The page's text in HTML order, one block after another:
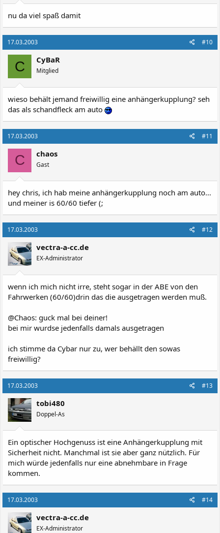
nu da viel spaß damit
17.03.2003 #10
C CyBaR
Mitglied
wieso behält jemand freiwillig eine anhängerkupplung? seh
das als schandfleck am auto
17.03.2003 #11
C chaos
Gast
hey chris, ich hab meine anhängerkupplung noch am auto...
und meiner is 60/60 tiefer (;
17.03.2003 #12
vectra-a-cc.de
EX-Administrator
wenn ich mich nicht irre, steht sogar in der ABE von den
Fahrwerken (60/60)drin das die ausgetragen werden muß.
@Chaos: guck mal bei deiner!
bei mir wurdse jedenfalls damals ausgetragen
ich stimme da Cybar nur zu, wer behällt den sowas
freiwillig?
17.03.2003 #13
tobi480
Doppel-As
Ein optischer Hochgenuss ist eine Anhängerkupplung mit
Sicherheit nicht. Manchmal ist sie aber ganz nützlich. Für
mich würde jedenfalls nur eine abnehmbare in Frage
kommen.
17.03.2003 #14
vectra-a-cc.de
EX-Administrator